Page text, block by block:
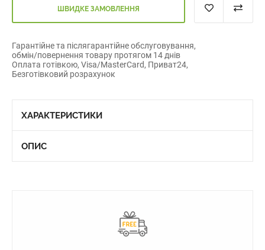
ШВИДКЕ ЗАМОВЛЕННЯ
Гарантійне та післягарантійне обслуговування,
обмін/повернення товару протягом 14 днів
Оплата готівкою, Visa/MasterCard, Приват24,
Безготівковий розрахунок
ХАРАКТЕРИСТИКИ
ОПИС